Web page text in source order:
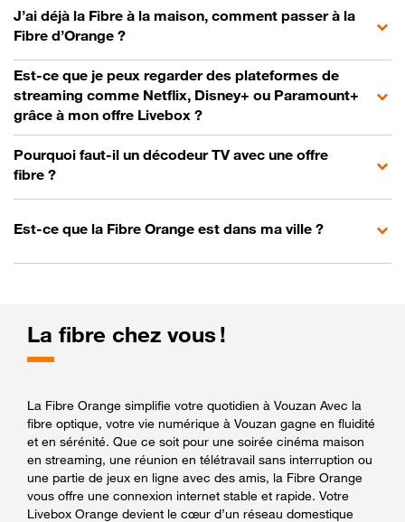
J’ai déjà la Fibre à la maison, comment passer à la
Fibre d’Orange ?
Est-ce que je peux regarder des plateformes de
streaming comme Netflix, Disney+ ou Paramount+
grâce à mon offre Livebox ?
Pourquoi faut-il un décodeur TV avec une offre
fibre ?
Est-ce que la Fibre Orange est dans ma ville ?
La fibre chez vous !
La Fibre Orange simplifie votre quotidien à Vouzan Avec la
fibre optique, votre vie numérique à Vouzan gagne en fluidité
et en sérénité. Que ce soit pour une soirée cinéma maison
en streaming, une réunion en télétravail sans interruption ou
une partie de jeux en ligne avec des amis, la Fibre Orange
vous offre une connexion internet stable et rapide. Votre
Livebox Orange devient le cœur d’un réseau domestique